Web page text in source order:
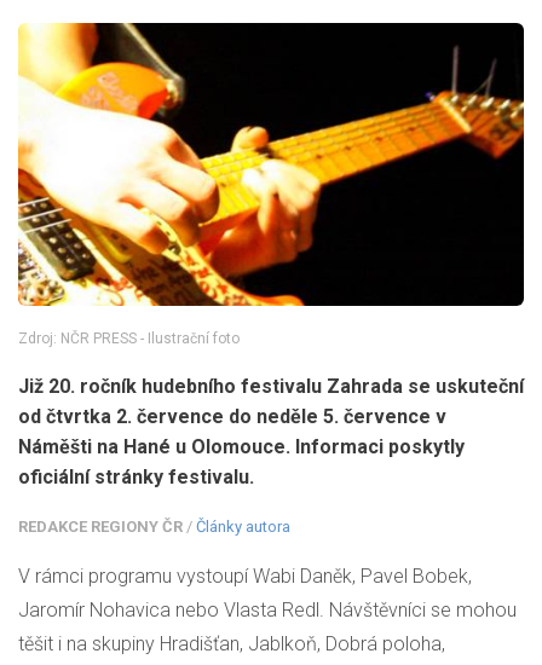
Zdroj: NČR PRESS - Ilustrační foto
Již 20. ročník hudebního festivalu Zahrada se uskuteční
od čtvrtka 2. července do neděle 5. července v
Náměšti na Hané u Olomouce. Informaci poskytly
oficiální stránky festivalu.
REDAKCE REGIONY ČR / Články autora
V rámci programu vystoupí Wabi Daněk, Pavel Bobek,
Jaromír Nohavica nebo Vlasta Redl. Návštěvníci se mohou
těšit i na skupiny Hradišťan, Jablkoň, Dobrá poloha,